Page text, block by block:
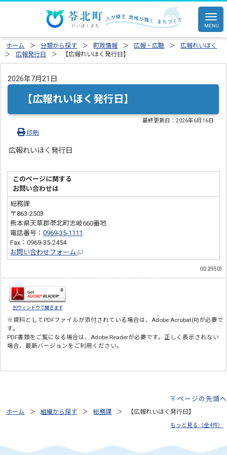
ホーム 分類から探す 町政情報 広報・広聴
広報れいほく
広報発行日
【広報れいほく発行日】
2026年7月21日
【広報れいほく発行日】
最終更新日：2026年6月16日
印刷
広報れいほく発行日
このページに関する
お問い合わせは
総務課
〒863-2503
熊本県天草郡苓北町志岐660番地
電話番号：0969-35-1111
Fax：0969-35-2454
お問い合わせフォーム
（ID:2950）
別ウィンドウで開きます
※資料としてPDFファイルが添付されている場合は、Adobe Acrobat(R)が必要で
す。
PDF書類をご覧になる場合は、Adobe Readerが必要です。正しく表示されない
場合、最新バージョンをご利用ください。
ページの先頭へ
ホーム 組織から探す 総務課 【広報れいほく発行日】
もっと見る（全4件）